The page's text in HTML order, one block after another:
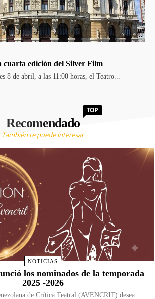
cuarta edición del Silver Film
8 de abril, a las 11:00 horas, el Teatro...
Recomendado
TOP
También te puede interesar
NOTICIAS
los nominados de la temporada
2025 -2026
de Crítica Teatral (AVENCRIT) desea